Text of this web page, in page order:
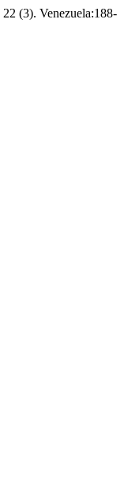
22 (3). Venezuela:188-